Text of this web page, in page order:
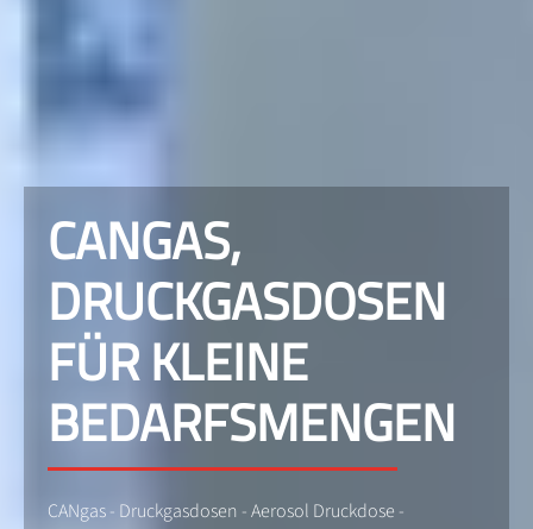
CANGAS,
DRUCKGASDOSEN
FÜR KLEINE
BEDARFSMENGEN
CANgas - Druckgasdosen - Aerosol Druckdose -